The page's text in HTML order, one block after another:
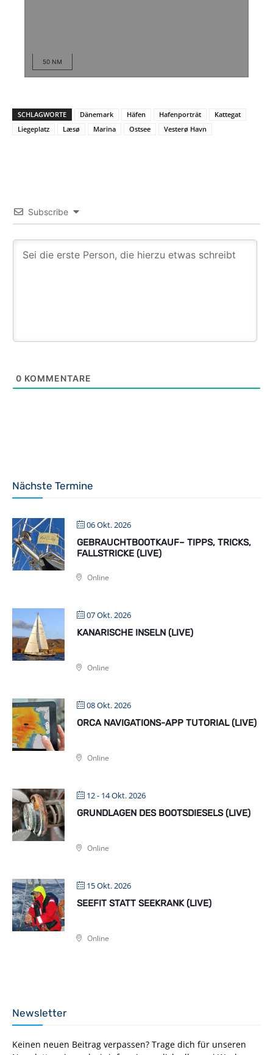
50 NM
SCHLAGWORTE Dänemark Häfen Hafenporträt
Kattegat
Liegeplatz
Læsø Marina Ostsee Vesterø Havn
Subscribe
0 KOMMENTARE
Nächste Termine
06 Okt. 2026
GEBRAUCHTBOOTKAUF– TIPPS, TRICKS,
FALLSTRICKE (LIVE)
Online
07 Okt. 2026
KANARISCHE INSELN (LIVE)
Online
08 Okt. 2026
ORCA NAVIGATIONS-APP TUTORIAL (LIVE)
Online
12 - 14 Okt. 2026
GRUNDLAGEN DES BOOTSDIESELS (LIVE)
Online
15 Okt. 2026
SEEFIT STATT SEEKRANK (LIVE)
Online
Newsletter
Keinen neuen Beitrag verpassen? Trage dich für unseren